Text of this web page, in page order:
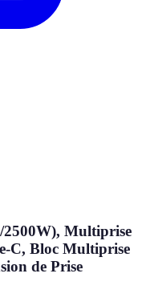
Multiprise
C, Bloc Multiprise
de Prise